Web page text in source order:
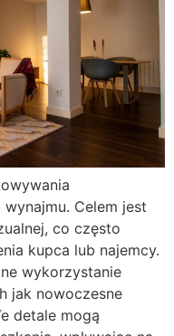
Celem jest
co często
kupca lub najemcy.
wykorzystanie
jak nowoczesne
detale mogą